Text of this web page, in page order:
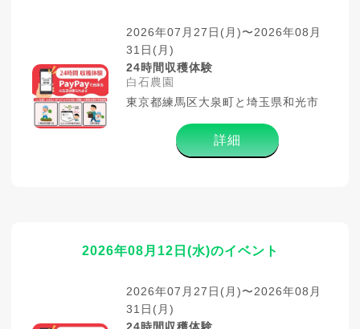
2026年07月27日(月)〜2026年08月
31日(月)
24時間収穫体験
白石農園
東京都練馬区大泉町と埼玉県和光市
詳細
2026年08月12日(水)のイベント
2026年07月27日(月)〜2026年08月
31日(月)